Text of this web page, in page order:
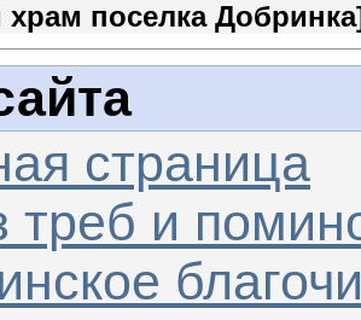
храм поселка Добринка
страница
треб и